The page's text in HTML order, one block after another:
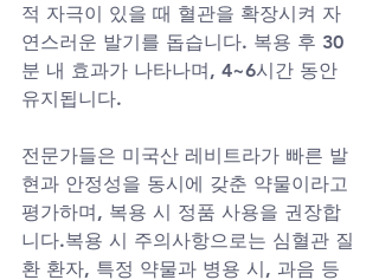
적 자극이 있을 때 혈관을 확장시켜 자
연스러운 발기를 돕습니다. 복용 후 30
분 내 효과가 나타나며, 4~6시간 동안
유지됩니다.
전문가들은 미국산 레비트라가 빠른 발
현과 안정성을 동시에 갖춘 약물이라고
평가하며, 복용 시 정품 사용을 권장합
니다.복용 시 주의사항으로는 심혈관 질
환 환자, 특정 약물과 병용 시, 과음 등